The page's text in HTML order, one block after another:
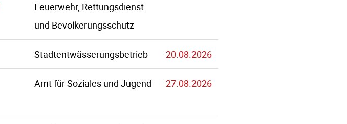
Feuerwehr, Rettungsdienst
und Bevölkerungsschutz
Stadtentwässerungsbetrieb 20.08.2026
Amt für Soziales und Jugend 27.08.2026